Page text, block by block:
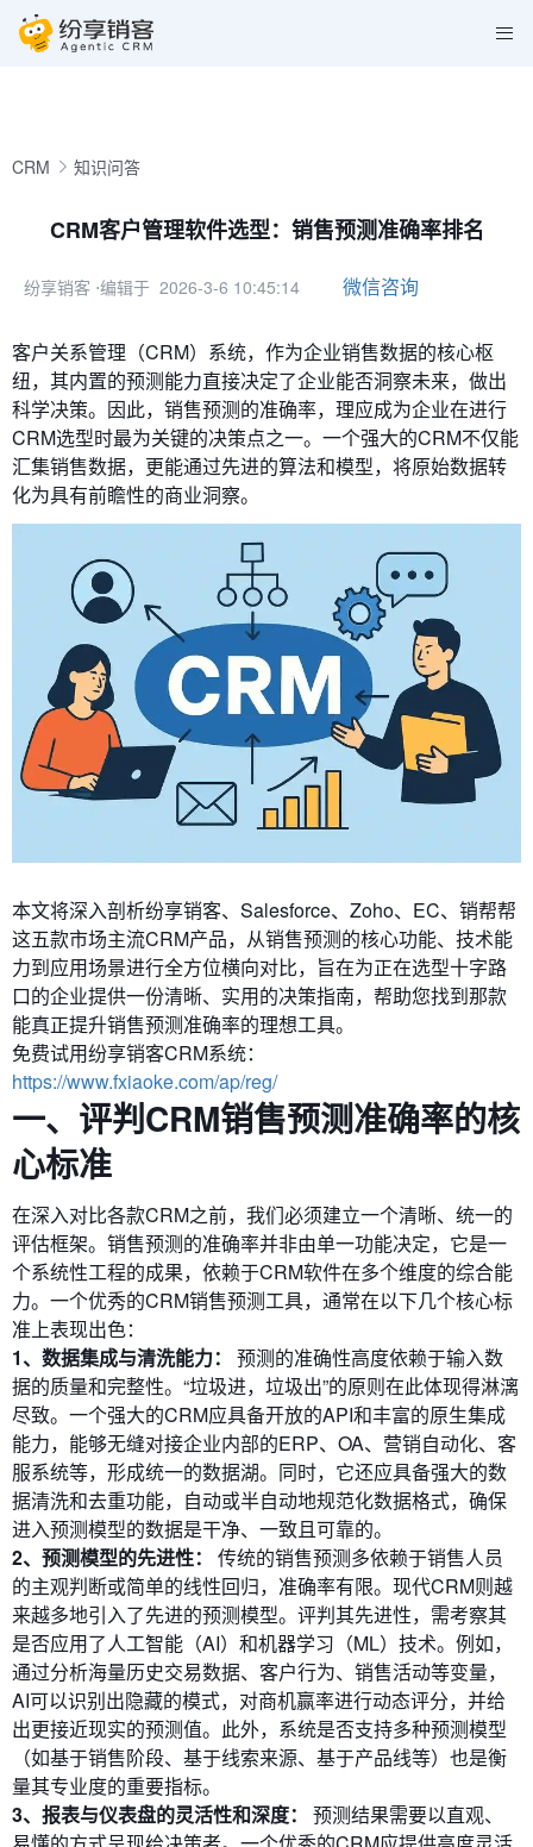
CRM 知识问答
CRM客户管理软件选型：销售预测准确率排名
纷享销客 ⋅编辑于 2026-3-6 10:45:14 微信咨询
客户关系管理（CRM）系统，作为企业销售数据的核心枢
纽，其内置的预测能力直接决定了企业能否洞察未来，做出
科学决策。因此，销售预测的准确率，理应成为企业在进行
CRM选型时最为关键的决策点之一。一个强大的CRM不仅能
汇集销售数据，更能通过先进的算法和模型，将原始数据转
化为具有前瞻性的商业洞察。
本文将深入剖析纷享销客、Salesforce、Zoho、EC、销帮帮
这五款市场主流CRM产品，从销售预测的核心功能、技术能
力到应用场景进行全方位横向对比，旨在为正在选型十字路
口的企业提供一份清晰、实用的决策指南，帮助您找到那款
能真正提升销售预测准确率的理想工具。
免费试用纷享销客CRM系统：
https://www.fxiaoke.com/ap/reg/
一、评判CRM销售预测准确率的核
心标准
在深入对比各款CRM之前，我们必须建立一个清晰、统一的
评估框架。销售预测的准确率并非由单一功能决定，它是一
个系统性工程的成果，依赖于CRM软件在多个维度的综合能
力。一个优秀的CRM销售预测工具，通常在以下几个核心标
准上表现出色：
1、数据集成与清洗能力： 预测的准确性高度依赖于输入数
据的质量和完整性。“垃圾进，垃圾出”的原则在此体现得淋漓
尽致。一个强大的CRM应具备开放的API和丰富的原生集成
能力，能够无缝对接企业内部的ERP、OA、营销自动化、客
服系统等，形成统一的数据湖。同时，它还应具备强大的数
据清洗和去重功能，自动或半自动地规范化数据格式，确保
进入预测模型的数据是干净、一致且可靠的。
2、预测模型的先进性： 传统的销售预测多依赖于销售人员
的主观判断或简单的线性回归，准确率有限。现代CRM则越
来越多地引入了先进的预测模型。评判其先进性，需考察其
是否应用了人工智能（AI）和机器学习（ML）技术。例如，
通过分析海量历史交易数据、客户行为、销售活动等变量，
AI可以识别出隐藏的模式，对商机赢率进行动态评分，并给
出更接近现实的预测值。此外，系统是否支持多种预测模型
（如基于销售阶段、基于线索来源、基于产品线等）也是衡
量其专业度的重要指标。
3、报表与仪表盘的灵活性和深度：
预测结果需要以直观、